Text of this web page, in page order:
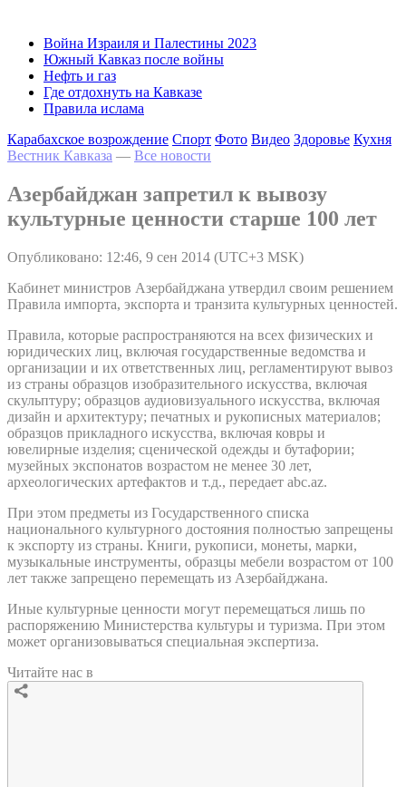
Война Израиля и Палестины 2023
Южный Кавказ после войны
Нефть и газ
Где отдохнуть на Кавказе
Правила ислама
Карабахское возрождение Спорт Фото Видео Здоровье Кухня
Вестник Кавказа — Все новости
Азербайджан запретил к вывозу
культурные ценности старше 100 лет
Опубликовано: 12:46, 9 сен 2014 (UTC+3 MSK)
Кабинет министров Азербайджана утвердил своим решением
Правила импорта, экспорта и транзита культурных ценностей.
Правила, которые распространяются на всех физических и
юридических лиц, включая государственные ведомства и
организации и их ответственных лиц, регламентируют вывоз
из страны образцов изобразительного искусства, включая
скульптуру; образцов аудиовизуального искусства, включая
дизайн и архитектуру; печатных и рукописных материалов;
образцов прикладного искусства, включая ковры и
ювелирные изделия; сценической одежды и бутафории;
музейных экспонатов возрастом не менее 30 лет,
археологических артефактов и т.д., передает abc.az.
При этом предметы из Государственного списка
национального культурного достояния полностью запрещены
к экспорту из страны. Книги, рукописи, монеты, марки,
музыкальные инструменты, образцы мебели возрастом от 100
лет также запрещено перемещать из Азербайджана.
Иные культурные ценности могут перемещаться лишь по
распоряжению Министерства культуры и туризма. При этом
может организовываться специальная экспертиза.
Читайте нас в